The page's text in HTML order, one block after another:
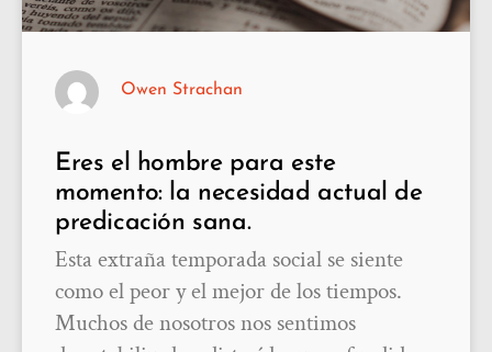
Eres el hombre para este
momento: la necesidad actual de
predicación sana.
Esta extraña temporada social se siente
como el peor y el mejor de los tiempos.
Muchos de nosotros nos sentimos
Owen Strachan